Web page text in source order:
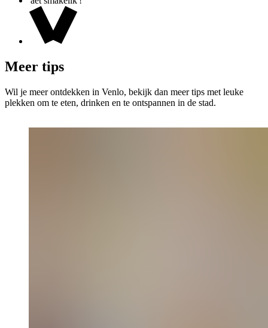
Meer tips
Wil je meer ontdekken in Venlo, bekijk dan meer tips met leuke
plekken om te eten, drinken en te ontspannen in de stad.